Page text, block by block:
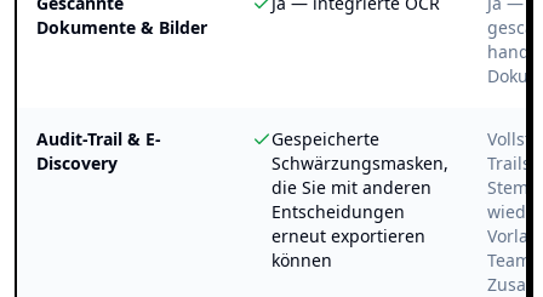
Dokumente & Bilder
Audit-Trail & E-
Discovery
Gespeicherte
Schwärzungsmasken,
die Sie mit anderen
Entscheidungen
erneut exportieren
können
Trails,